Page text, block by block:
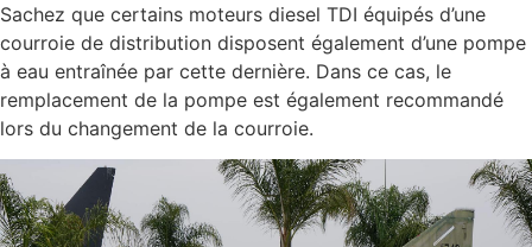
Sachez que certains moteurs diesel TDI équipés d’une
courroie de distribution disposent également d’une pompe
à eau entraînée par cette dernière. Dans ce cas, le
remplacement de la pompe est également recommandé
lors du changement de la courroie.